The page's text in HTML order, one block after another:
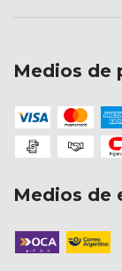
Medios de
Medios de